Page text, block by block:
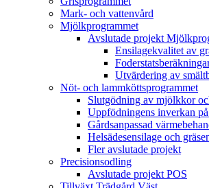
Mark- och vattenvård
Mjölkprogrammet
Avslutade projekt
Ensilagekvalitet av
Utvärdering av
Nöt- och lammköttsprogrammet
Slutgödning av mjölkkor
Uppfödningens inverkan
Gårdsanpassad
Helsädesensilage och
Fler avslutade projekt
Precisionsodling
Avslutade projekt POS